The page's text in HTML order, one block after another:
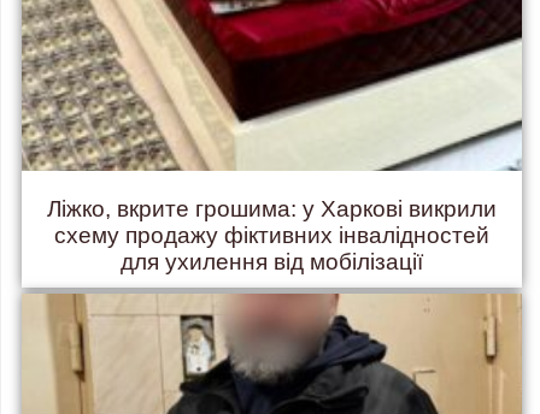
Ліжко, вкрите грошима: у Харкові викрили
схему продажу фіктивних інвалідностей
для ухилення від мобілізації